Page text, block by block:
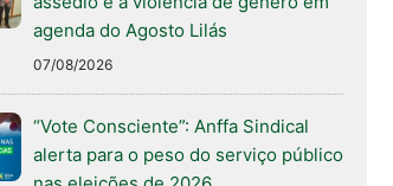
agenda do Agosto Lilás
07/08/2026
“Vote Consciente”: Anffa Sindical
alerta para o peso do serviço público